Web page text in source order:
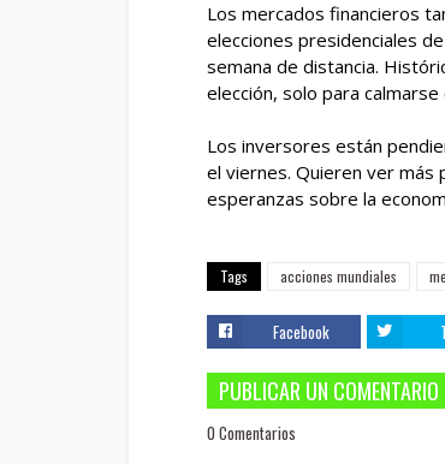
Los mercados financieros
elecciones presidenciales
semana de distancia.
elección, solo para
Los inversores están
el viernes. Quieren ver más
esperanzas sobre la
Tags acciones mundiales
Facebook
PUBLICAR UN COMENTARIO
0 Comentarios